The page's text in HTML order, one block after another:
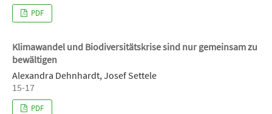
PDF
Klimawandel und Biodiversitätskrise sind nur gemeinsam zu
bewältigen
Alexandra Dehnhardt, Josef Settele
15-17
PDF